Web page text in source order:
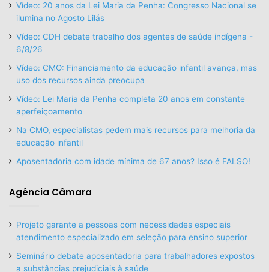
Vídeo: 20 anos da Lei Maria da Penha: Congresso Nacional se
ilumina no Agosto Lilás
Vídeo: CDH debate trabalho dos agentes de saúde indígena -
6/8/26
Vídeo: CMO: Financiamento da educação infantil avança, mas
uso dos recursos ainda preocupa
Vídeo: Lei Maria da Penha completa 20 anos em constante
aperfeiçoamento
Na CMO, especialistas pedem mais recursos para melhoria da
educação infantil
Aposentadoria com idade mínima de 67 anos? Isso é FALSO!
Agência Câmara
Projeto garante a pessoas com necessidades especiais
atendimento especializado em seleção para ensino superior
Seminário debate aposentadoria para trabalhadores expostos
a substâncias prejudiciais à saúde